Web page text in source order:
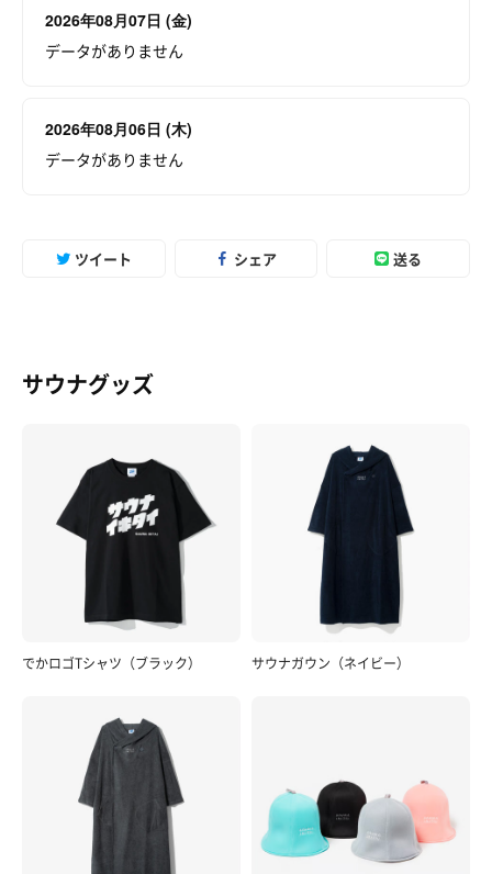
2026年08月07日 (金)
データがありません
2026年08月06日 (木)
データがありません
ツイート シェア 送る
サウナグッズ
でかロゴTシャツ（ブラック） サウナガウン（ネイビー）